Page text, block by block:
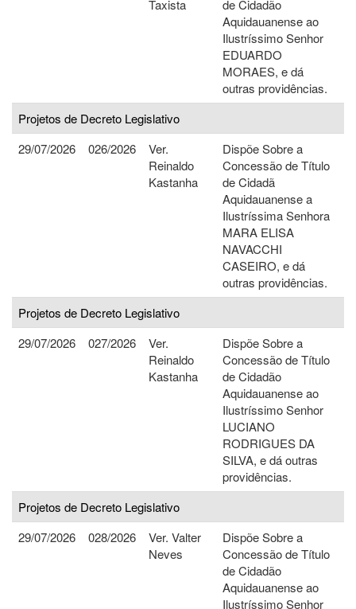
Taxista
de Cidadão
Aquidauanense ao
Ilustríssimo Senhor
EDUARDO
MORAES, e dá
outras providências.
Projetos de Decreto Legislativo
29/07/2026
026/2026
Ver.
Reinaldo
Kastanha
Dispõe Sobre a
Concessão de Título
de Cidadã
Aquidauanense a
Ilustríssima Senhora
MARA ELISA
NAVACCHI
CASEIRO, e dá
outras providências.
Projetos de Decreto Legislativo
29/07/2026
027/2026
Ver.
Reinaldo
Kastanha
Dispõe Sobre a
Concessão de Título
de Cidadão
Aquidauanense ao
Ilustríssimo Senhor
LUCIANO
RODRIGUES DA
SILVA, e dá outras
providências.
Projetos de Decreto Legislativo
29/07/2026
028/2026
Ver. Valter
Neves
Dispõe Sobre a
Concessão de Título
de Cidadão
Aquidauanense ao
Ilustríssimo Senhor